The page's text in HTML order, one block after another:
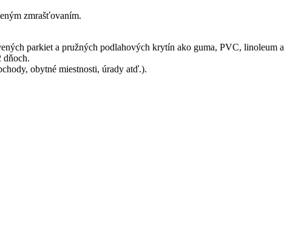
zmrašťovaním.
parkiet a pružných podlahových krytín ako guma, PVC, linoleum
dňoch.
obytné miestnosti, úrady atď.).